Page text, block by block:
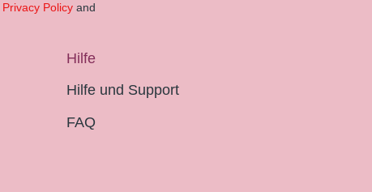
Privacy Policy and
Hilfe
Hilfe und Support
FAQ